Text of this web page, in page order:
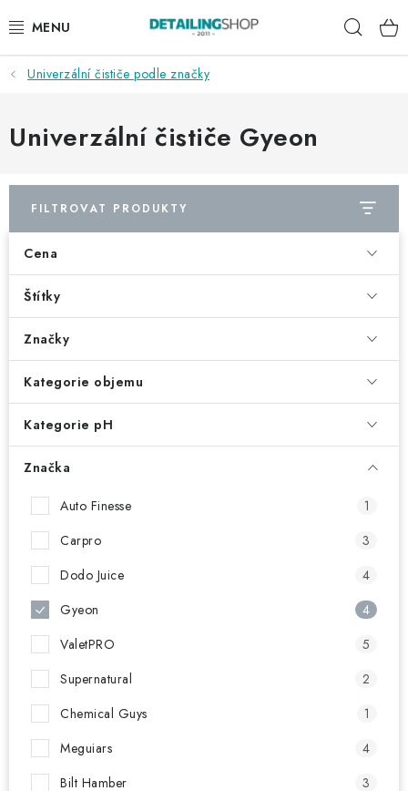
na
AKCE
NOVINKY
DÁRKOVÉ SADY A POUKAZY
ČLÁNKY
NAŠE SLUŽBY
KONTAKTY
PRODÁVANÉ ZNAČKY
BYDLENÍ
Věrnostní program
Podmínky ochrany osobních údajů
Univerzální čističe podle značky
Univerzální čističe Gyeon
FILTROVAT PRODUKTY
Cena
Štítky
Značky
Kategorie objemu
Kategorie pH
Značka
Auto Finesse
1
Carpro
3
Dodo Juice
4
Gyeon
4
ValetPRO
5
Supernatural
2
Chemical Guys
1
Meguiars
4
Bilt Hamber
3